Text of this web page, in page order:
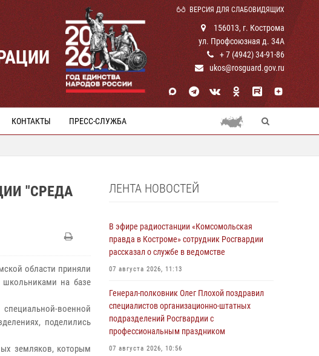
ВЕРСИЯ ДЛЯ СЛАБОВИДЯЩИХ
156013, г. Кострома
ул. Профсоюзная д. 34А
+ 7 (4942) 34-91-86
ukos@rosguard.gov.ru
КОНТАКТЫ ПРЕСС-СЛУЖБА
"СРЕДА
области приняли
школьниками на базе
военной
поделились
земляков, которым
ЛЕНТА НОВОСТЕЙ
В эфире радиостанции «Комсомольская
правда в Костроме» сотрудник Росгвардии
рассказал о службе в ведомстве
07 августа 2026, 11:13
Генерал-полковник Олег Плохой поздравил
специалистов организационно-штатных
подразделений Росгвардии с
профессиональным праздником
07 августа 2026, 10:56